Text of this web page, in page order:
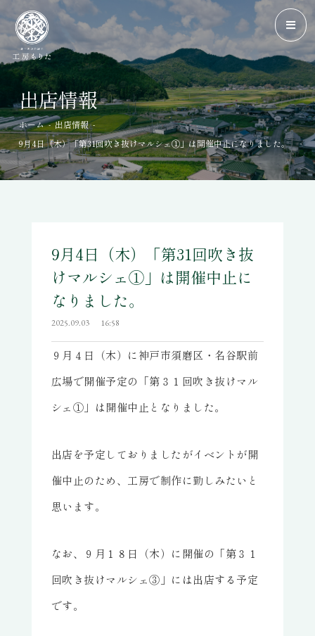
出店情報
ホーム - 出店情報 -
9月4日（木）「第31回吹き抜けマルシェ①」は開催中止になりました。
9月4日（木）「第31回吹き抜
けマルシェ①」は開催中止に
なりました。
2025.09.03 16:58
９月４日（木）に神戸市須磨区・名谷駅前
広場で開催予定の「第３１回吹き抜けマル
シェ①」は開催中止となりました。
出店を予定しておりましたがイベントが開
催中止のため、工房で制作に勤しみたいと
思います。
なお、９月１８日（木）に開催の「第３１
回吹き抜けマルシェ③」には出店する予定
です。